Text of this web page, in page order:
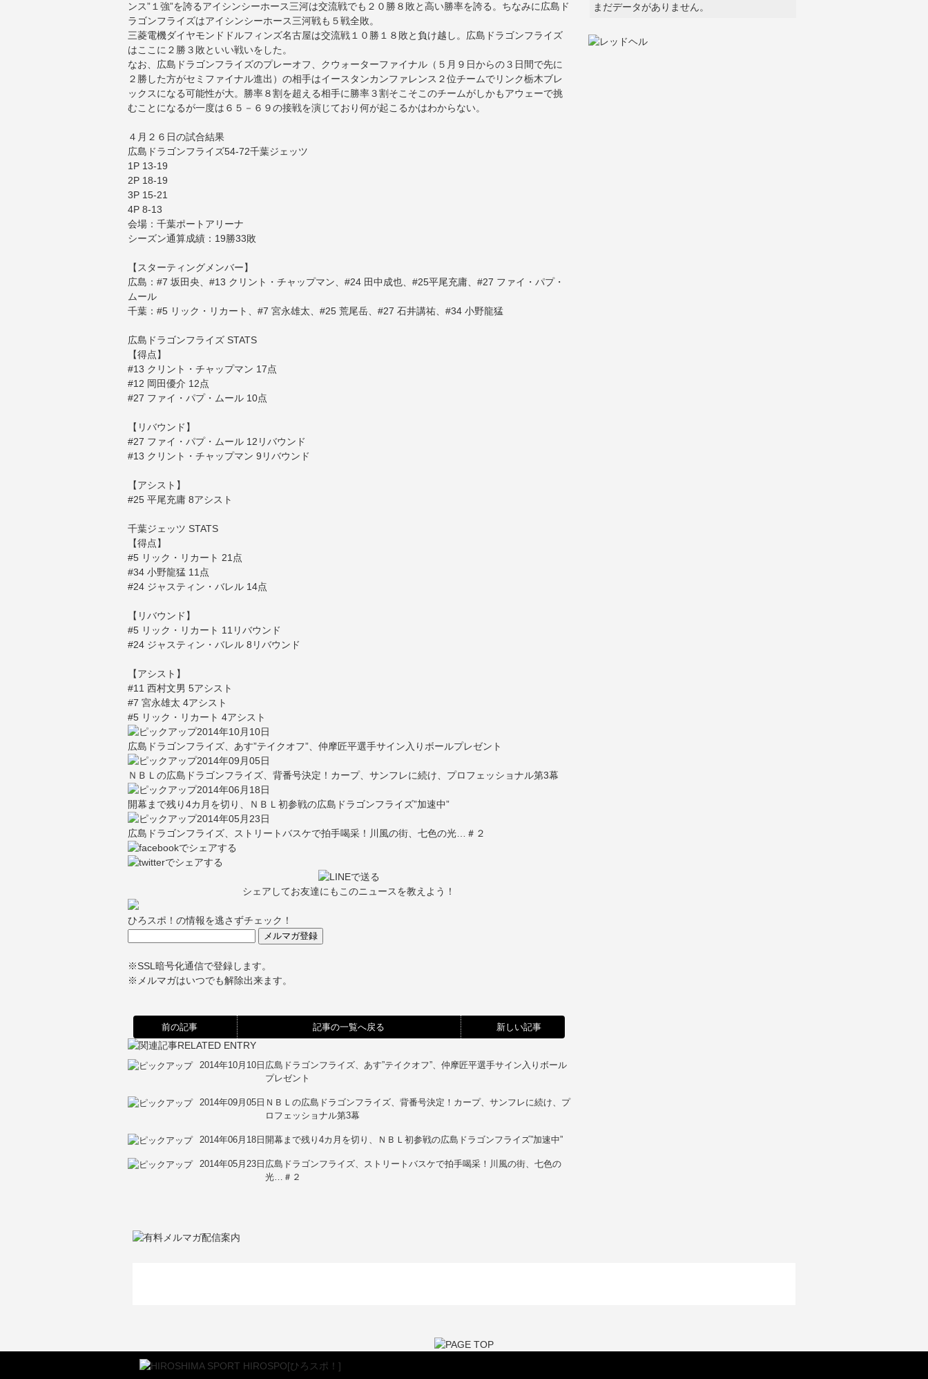
ンス”１強”を誇るアイシンシーホース三河は交流戦でも２０勝８敗と高い勝率を誇る。ちなみに広島ド
ラゴンフライズはアイシンシーホース三河戦も５戦全敗。
三菱電機ダイヤモンドドルフィンズ名古屋は交流戦１０勝１８敗と負け越し。広島ドラゴンフライズ
はここに２勝３敗といい戦いをした。
なお、広島ドラゴンフライズのプレーオフ、クウォーターファイナル（５月９日からの３日間で先に
２勝した方がセミファイナル進出）の相手はイースタンカンファレンス２位チームでリンク栃木ブレ
ックスになる可能性が大。勝率８割を超える相手に勝率３割そこそこのチームがしかもアウェーで挑
むことになるが一度は６５－６９の接戦を演じており何が起こるかはわからない。
４月２６日の試合結果
広島ドラゴンフライズ54-72千葉ジェッツ
1P 13-19
2P 18-19
3P 15-21
4P 8-13
会場：千葉ポートアリーナ
シーズン通算成績：19勝33敗
【スターティングメンバー】
広島：#7 坂田央、#13 クリント・チャップマン、#24 田中成也、#25平尾充庸、#27 ファイ・パプ・
ムール
千葉：#5 リック・リカート、#7 宮永雄太、#25 荒尾岳、#27 石井講祐、#34 小野龍猛
広島ドラゴンフライズ STATS
【得点】
#13 クリント・チャップマン 17点
#12 岡田優介 12点
#27 ファイ・パプ・ムール 10点
【リバウンド】
#27 ファイ・パプ・ムール 12リバウンド
#13 クリント・チャップマン 9リバウンド
【アシスト】
#25 平尾充庸 8アシスト
千葉ジェッツ STATS
【得点】
#5 リック・リカート 21点
#34 小野龍猛 11点
#24 ジャスティン・バレル 14点
【リバウンド】
#5 リック・リカート 11リバウンド
#24 ジャスティン・バレル 8リバウンド
【アシスト】
#11 西村文男 5アシスト
#7 宮永雄太 4アシスト
#5 リック・リカート 4アシスト
2014年10月10日
広島ドラゴンフライズ、あす”テイクオフ”、仲摩匠平選手サイン入りボールプレゼント
2014年09月05日
ＮＢＬの広島ドラゴンフライズ、背番号決定！カープ、サンフレに続け、プロフェッショナル第3幕
2014年06月18日
開幕まで残り4カ月を切り、ＮＢＬ初参戦の広島ドラゴンフライズ”加速中”
2014年05月23日
広島ドラゴンフライズ、ストリートバスケで拍手喝采！川風の街、七色の光…＃２
シェアしてお友達にもこのニュースを教えよう！
ひろスポ！の情報を逃さずチェック！
※SSL暗号化通信で登録します。
※メルマガはいつでも解除出来ます。
前の記事 記事の一覧へ戻る 新しい記事
2014年10月10日 広島ドラゴンフライズ、あす”テイクオフ”、仲摩匠平選手サイン入りボール
プレゼント
2014年09月05日 ＮＢＬの広島ドラゴンフライズ、背番号決定！カープ、サンフレに続け、プ
ロフェッショナル第3幕
2014年06月18日 開幕まで残り4カ月を切り、ＮＢＬ初参戦の広島ドラゴンフライズ”加速中”
2014年05月23日 広島ドラゴンフライズ、ストリートバスケで拍手喝采！川風の街、七色の
光…＃２
まだデータがありません。